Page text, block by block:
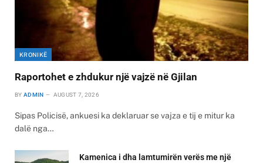
KRONIKË
Raportohet e zhdukur një vajzë në Gjilan
BY ADMIN AUGUST 7, 2026
Sipas Policisë, ankuesi ka deklaruar se vajza e tij e mitur ka
dalë nga…
Kamenica i dha lamtumirën verës me një